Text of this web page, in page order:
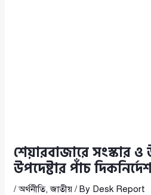
শেয়ারবাজারে সংস্কার ও
উপদেষ্টার পাঁচ
/অর্থনীতি,জাতীয় / By Desk Report